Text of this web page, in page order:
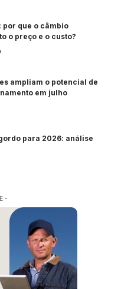
por que o câmbio
o preço e o custo?
ampliam o potencial de
em julho
para 2026: análise
-